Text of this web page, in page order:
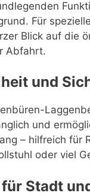
Für
Blick auf die
Abfahrt.
und
und
– hilfreich für
oder viel
Stadt